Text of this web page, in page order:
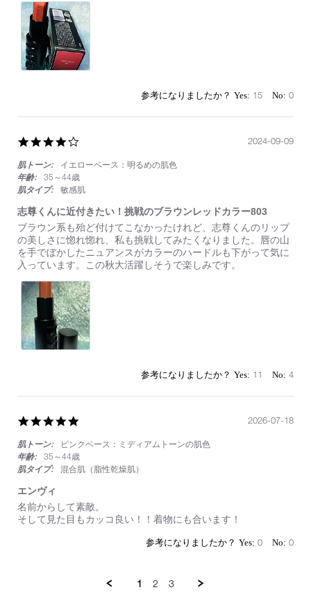
Sep
2024
の
サ
プ
ラ
イ
ズ
15 0
rating
肌トーン:
イエローベース：明るめの肌色
年齢:
35～44歳
肌タイプ:
敏感肌
志尊くんに近付きたい！挑戦のブラウンレッドカラー803
Review
by
on
9
2024
review
stating
志
尊
ん
に
近
付
き
た
ラ
ウ
ン
レ
ッ
ド
カ
ラ
ー
803
ブラウン系も殆ど付けてこなかったけれど、志尊くんのリップ
の美しさに惚れ惚れ、私も挑戦してみたくなりました。唇の山
を手でぼかしたニュアンスがカラーのハードルも下がって気に
入っています。この秋大活躍しそうで楽しみです。
2024-09-09
11 4
rating
肌トーン:
ピンクベース：ミディアムトーンの肌色
年齢:
35～44歳
肌タイプ:
混合肌（脂性乾燥肌）
エンヴィ
Review
by
review
stating
名前からして素敵。
そして見た目もカッコ良い！！着物にも合います！
2026-07-18
0 0
1 2 3